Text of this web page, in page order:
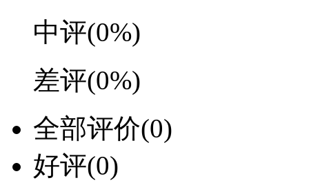
中评(0%)
差评(0%)
全部评价(0)
好评(0)